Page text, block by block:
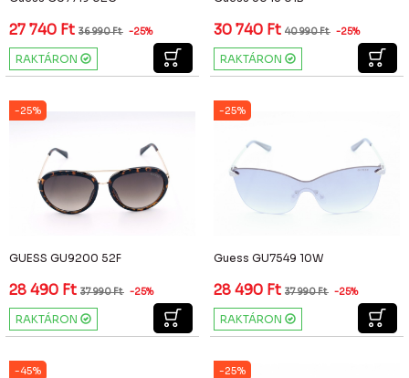
27 740 Ft 36 990Ft -25%
RAKTÁRON
30 740 Ft 40 990Ft -25%
RAKTÁRON
-25%
GUESS GU9200 52F
28 490 Ft 37 990Ft -25%
RAKTÁRON
-25%
Guess GU7549 10W
28 490 Ft 37 990Ft -25%
RAKTÁRON
-45% -25%